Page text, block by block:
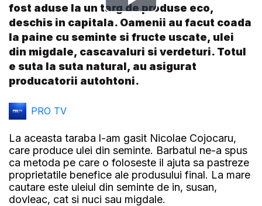
Play
Video
fost aduse la un targ de produse eco,
deschis in capitala. Oamenii au facut coada
la paine cu seminte si fructe uscate, ulei
din migdale, cascavaluri si verdeturi. Totul
e suta la suta natural, au asigurat
producatorii autohtoni.
PRO TV
La aceasta taraba l-am gasit Nicolae Cojocaru,
care produce ulei din seminte. Barbatul ne-a spus
ca metoda pe care o foloseste il ajuta sa pastreze
proprietatile benefice ale produsului final. La mare
cautare este uleiul din seminte de in, susan,
dovleac, cat si nuci sau migdale.